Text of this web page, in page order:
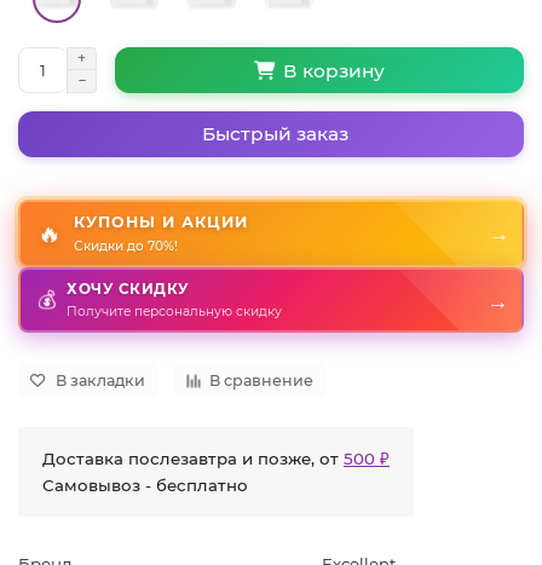
В корзину
Быстрый заказ
🔥 КУПОНЫ И АКЦИИ
Скидки до 70%!
→
💰 ХОЧУ СКИДКУ
Получите персональную скидку →
В закладки В сравнение
Доставка послезавтра и позже, от 500 ₽
Самовывоз - бесплатно